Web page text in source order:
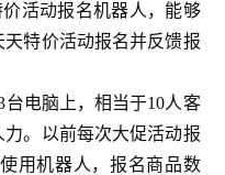
活动报名机器人，能够
特价活动报名并反馈报
电脑上，相当于10人客
。以前每次大促活动报
用机器人，报名商品数